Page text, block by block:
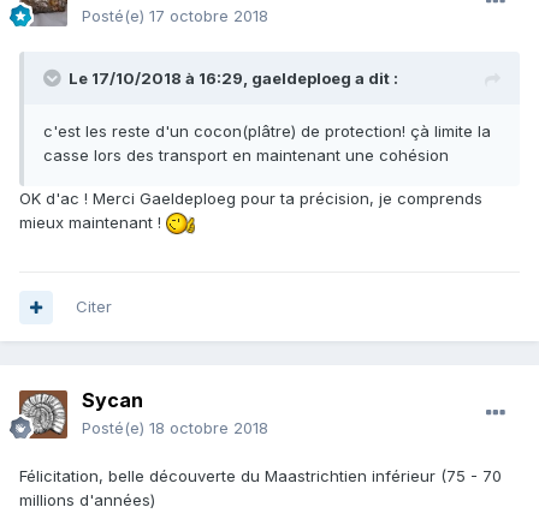
Posté(e) 17 octobre 2018
Le 17/10/2018 à 16:29, gaeldeploeg a dit :
c'est les reste d'un cocon(plâtre) de protection! çà limite la
casse lors des transport en maintenant une cohésion
OK d'ac ! Merci Gaeldeploeg pour ta précision, je comprends
mieux maintenant !
Citer
Sycan
Posté(e) 18 octobre 2018
Félicitation, belle découverte du Maastrichtien inférieur (75 - 70
millions d'années)